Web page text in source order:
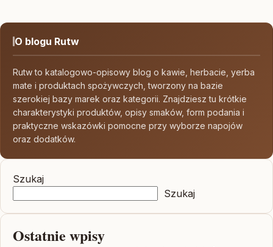
O blogu Rutw
Rutw to katalogowo-opisowy blog o kawie, herbacie, yerba
mate i produktach spożywczych, tworzony na bazie
szerokiej bazy marek oraz kategorii. Znajdziesz tu krótkie
charakterystyki produktów, opisy smaków, form podania i
praktyczne wskazówki pomocne przy wyborze napojów
oraz dodatków.
Szukaj
Szukaj
Ostatnie wpisy